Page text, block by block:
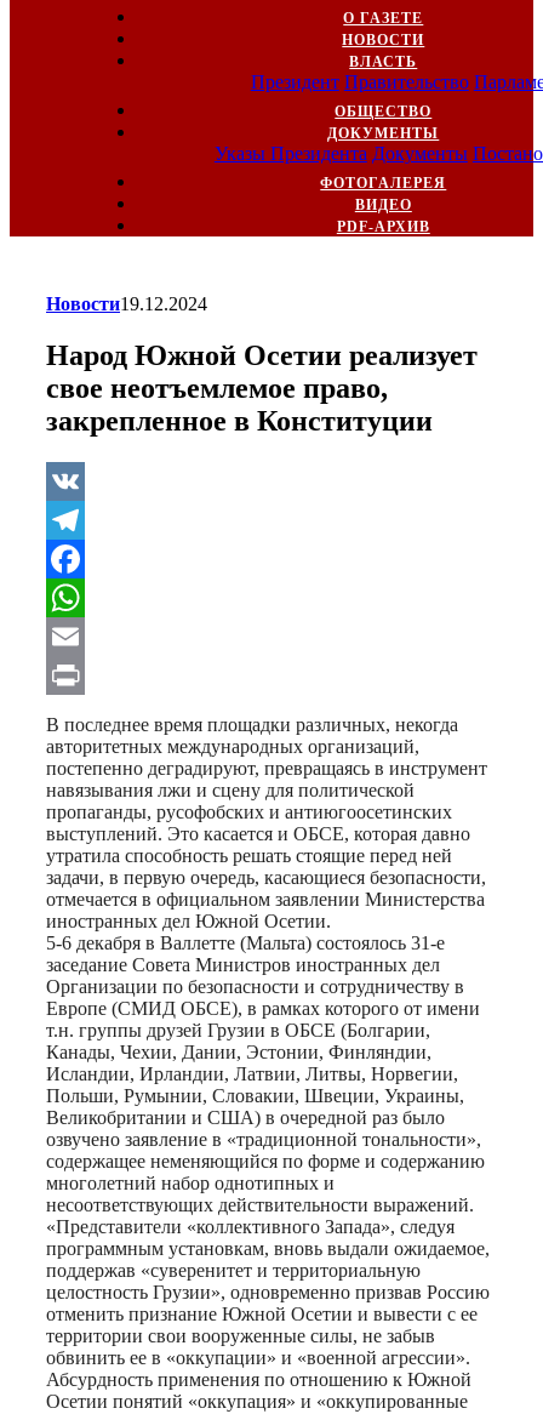
О ГАЗЕТЕ
НОВОСТИ
ВЛАСТЬ
Президент Правительство
ОБЩЕСТВО
ДОКУМЕНТЫ
Указы Президента Документы
ФОТОГАЛЕРЕЯ
ВИДЕО
PDF-АРХИВ
Новости19.12.2024
Народ Южной Осетии реализует
свое неотъемлемое право,
закрепленное в Конституции
VK
Telegram
Facebook
WhatsApp
Email
Print
В последнее время площадки различных, некогда
авторитетных международных организаций,
постепенно деградируют, превращаясь в инструмент
навязывания лжи и сцену для политической
пропаганды, русофобских и антиюгоосетинских
выступлений. Это касается и ОБСЕ, которая давно
утратила способность решать стоящие перед ней
задачи, в первую очередь, касающиеся безопасности,
отмечается в официальном заявлении Министерства
иностранных дел Южной Осетии.
5-6 декабря в Валлетте (Мальта) состоялось 31-е
заседание Совета Министров иностранных дел
Организации по безопасности и сотрудничеству в
Европе (СМИД ОБСЕ), в рамках которого от имени
т.н. группы друзей Грузии в ОБСЕ (Болгарии,
Канады, Чехии, Дании, Эстонии, Финляндии,
Исландии, Ирландии, Латвии, Литвы, Норвегии,
Польши, Румынии, Словакии, Швеции, Украины,
Великобритании и США) в очередной раз было
озвучено заявление в «традиционной тональности»,
содержащее неменяющийся по форме и содержанию
многолетний набор однотипных и
несоответствующих действительности выражений.
«Представители «коллективного Запада», следуя
программным установкам, вновь выдали ожидаемое,
поддержав «суверенитет и территориальную
целостность Грузии», одновременно призвав Россию
отменить признание Южной Осетии и вывести с ее
территории свои вооруженные силы, не забыв
обвинить ее в «оккупации» и «военной агрессии».
Абсурдность применения по отношению к Южной
Осетии понятий «оккупация» и «оккупированные